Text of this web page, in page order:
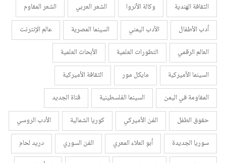
الثقافة الهندية
وكالة الأنروا الشعر العربي
الشعر المقاوم
أدب الأطفال
الأدب اليمني السينما المصرية
عالم الإنترنت
العالم الرقمي
التطورات العلمية
الأبحاث العلمية
السينما الأميركية
مايكل مور
الثقافة الأميركية
المقاومة في اليمن
السينما الفلسطينية
قناة الجديد
حقوق الطفل
الفن الأميركي كوريا الشمالية
الأدب الروسي
سوريا الجديدة
أبو العلاء المعري الفن السوري
دريد لحام